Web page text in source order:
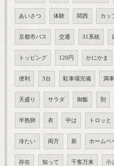
あいさつ 体験 関西 カッ
京都市バス 交通 31系統
トッピング 120円 かにかま
便利 3台 駐車場完備 満車
天盛り サラダ 御飯 別
半熟卵 衣 中は トロッと
冷たい 両方 新 ホームペ
存在 知って 千客万来 小